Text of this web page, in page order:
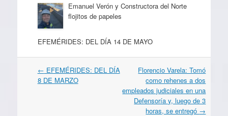
Emanuel Verón y Constructora del Norte
flojitos de papeles
EFEMÉRIDES: DEL DÍA 14 DE MAYO
Navegación
por
← EFEMÉRIDES: DEL DÍA
8 DE MARZO
Florencio Varela: Tomó
como rehenes a dos
empleados judiciales en una
Defensoría y, luego de 3
horas, se entregó →